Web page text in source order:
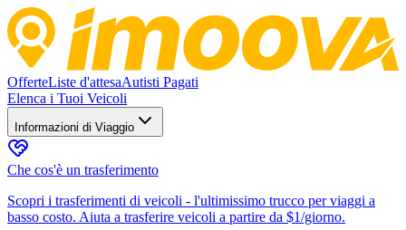
OfferteListe d'attesaAutisti Pagati
Elenca i Tuoi Veicoli
Informazioni di Viaggio
Che cos'è un trasferimento
Scopri i trasferimenti di veicoli - l'ultimissimo trucco per viaggi a
basso costo. Aiuta a trasferire veicoli a partire da $1/giorno.